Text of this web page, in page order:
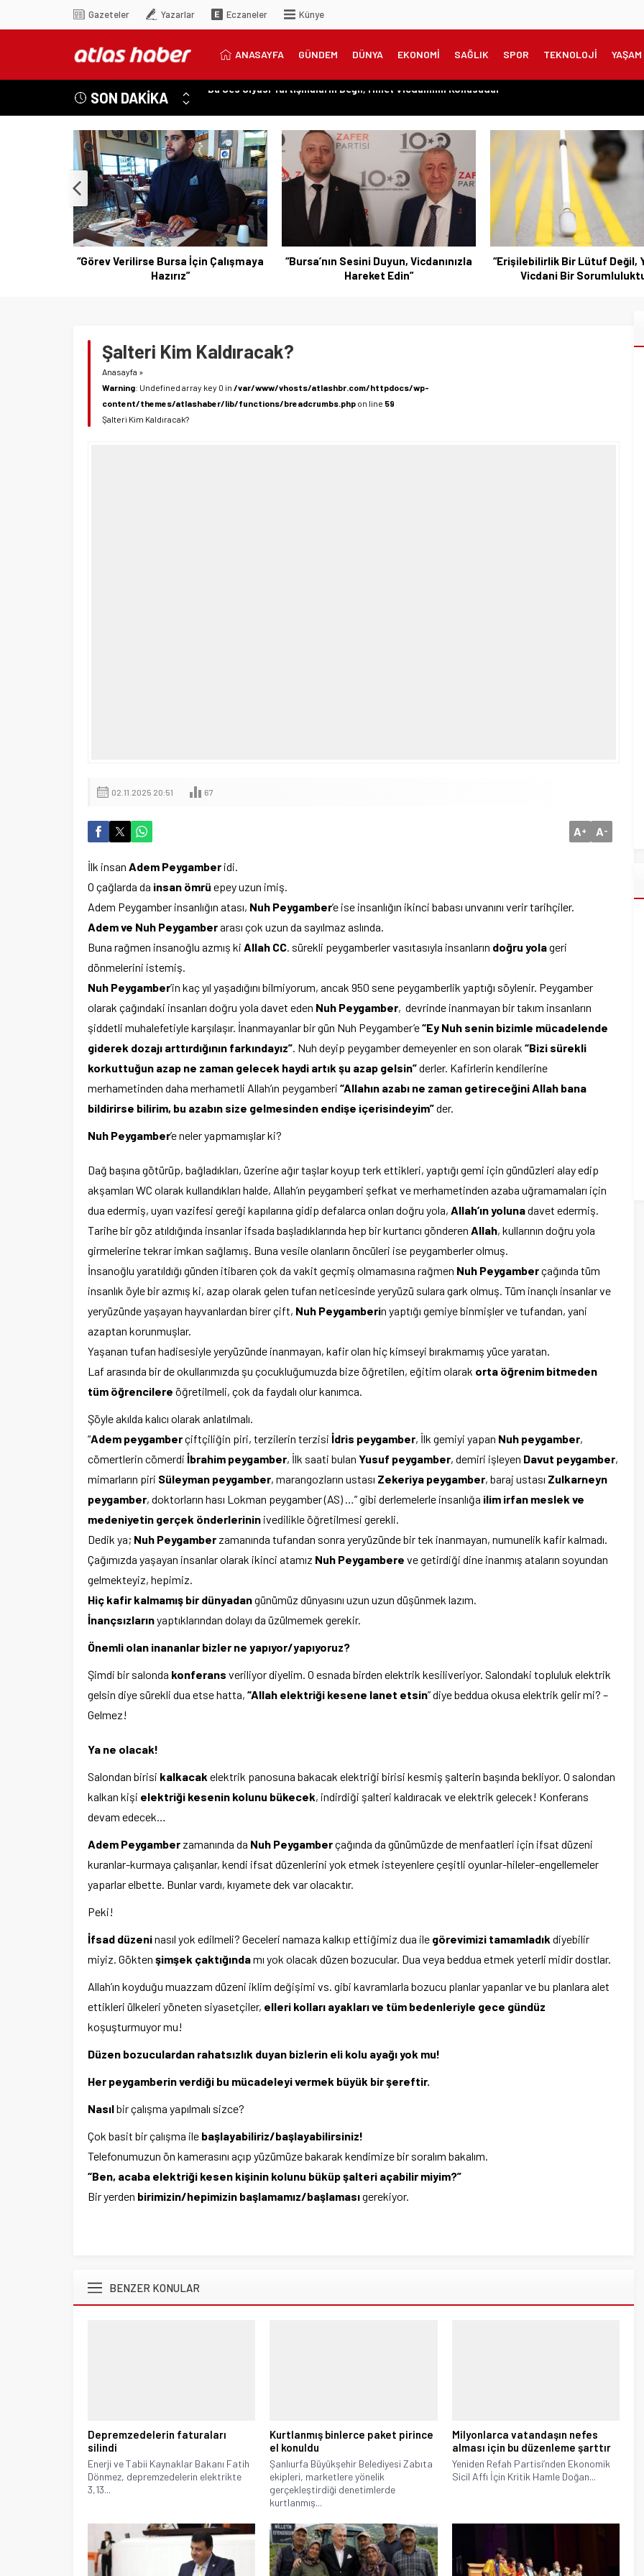
Gazeteler Yazarlar Eczaneler Künye
ANASAYFA GÜNDEM DÜNYA EKONOMİ SAĞLIK SPOR TEKNOLOJİ YAŞAM
SON DAKİKA
Özer Matlı’dan Bursa Ekonomisinin Kalbine Çıkarma
“Aynı Düzenleme Neden Emeklilere Uygulanmadı?”
“Engelli Emekliliğinde Kazanılmış Haklar Korunmalı, Belirsizlikler Son Bulmalı”
“Engelliler Bu Ülkede Başarıyı Kimsenin Lütfuyla Değil, İğneyle Kuyu Kazarak Kazanıyor”
“Bu Ses Siyasi Tartışmaların Değil, Millet Vicdanının Konusudur”
“Bursa’nın Sesini Duyun, Vicdanınızla
Hareket Edin”
“Erişilebilirlik Bir Lütuf Değil, Yasal ve
Vicdani Bir Sorumluluktur”
“Bursa’nın Sorunlarını
Değil, Çözmek İçin Yola
Şalteri Kim Kaldıracak?
Anasayfa »
Warning: Undefined array key 0 in /var/www/vhosts/atlashbr.com/httpdocs/wp-
content/themes/atlashaber/lib/functions/breadcrumbs.php on line 59
Şalteri Kim Kaldıracak?
02.11.2025 20:51 67
A+ A-
İlk insan Adem Peygamber idi.
O çağlarda da insan ömrü epey uzun imiş.
Adem Peygamber insanlığın atası, Nuh Peygamber’e ise insanlığın ikinci babası unvanını verir tarihçiler.
Adem ve Nuh Peygamberarası çok uzun da sayılmaz aslında.
Buna rağmen insanoğlu azmış ki Allah CC. sürekli peygamberler vasıtasıyla insanların doğru yolageri
dönmelerini istemiş.
Nuh Peygamber’in kaç yıl yaşadığını bilmiyorum, ancak 950 sene peygamberlik yaptığı söylenir. Peygamber
olarak çağındaki insanları doğru yola davet eden Nuh Peygamber, devrinde inanmayan bir takım insanların
şiddetli muhalefetiyle karşılaşır. İnanmayanlar bir gün Nuh Peygamber’e“Ey Nuh senin bizimle mücadelende
giderek dozajı arttırdığının farkındayız”. Nuh deyip peygamber demeyenler en son olarak “Bizi sürekli
korkuttuğun azap ne zaman gelecek haydi artık şu azap gelsin”derler. Kafirlerin kendilerine
merhametinden daha merhametli Allah’ın peygamberi “Allahın azabı ne zaman getireceğini Allah bana
bildirirse bilirim, bu azabın size gelmesinden endişe içerisindeyim”der.
Nuh Peygamber’e neler yapmamışlar ki?
Dağ başına götürüp, bağladıkları, üzerine ağır taşlar koyup terk ettikleri, yaptığı gemi için gündüzleri alay edip
akşamları WC olarak kullandıkları halde, Allah’ın peygamberi şefkat ve merhametinden azaba uğramamaları için
dua edermiş, uyarı vazifesi gereği kapılarına gidip defalarca onları doğru yola, Allah’ın yolunadavet edermiş.
Tarihe bir göz atıldığında insanlar ifsada başladıklarında hep bir kurtarıcı gönderen Allah, kullarının doğru yola
girmelerine tekrar imkan sağlamış. Buna vesile olanların öncüleri ise peygamberler olmuş.
İnsanoğlu yaratıldığı günden itibaren çok da vakit geçmiş olmamasına rağmen Nuh Peygamberçağında tüm
insanlık öyle bir azmış ki, azap olarak gelen tufan neticesinde yeryüzü sulara gark olmuş. Tüm inançlı insanlar ve
yeryüzünde yaşayan hayvanlardan birer çift, Nuh Peygamberin yaptığı gemiye binmişler ve tufandan, yani
azaptan korunmuşlar.
Yaşanan tufan hadisesiyle yeryüzünde inanmayan, kafir olan hiç kimseyi bırakmamış yüce yaratan.
Laf arasında bir de okullarımızda şu çocukluğumuzda bize öğretilen, eğitim olarak orta öğrenim bitmeden
tüm öğrencilere öğretilmeli, çok da faydalı olur kanımca.
Şöyle akılda kalıcı olarak anlatılmalı.
“Adem peygamberçiftçiliğin piri, terzilerin terzisi İdris peygamber, İlk gemiyi yapan Nuh peygamber,
cömertlerin cömerdi İbrahim peygamber, İlk saati bulan Yusuf peygamber, demiri işleyen Davut peygamber,
mimarların piri Süleyman peygamber, marangozların ustası Zekeriya peygamber, baraj ustası Zulkarneyn
peygamber, doktorların hası Lokman peygamber (AS) …” gibi derlemelerle insanlığa ilim irfan meslek ve
medeniyetin gerçek önderlerinin ivedilikle öğretilmesi gerekli.
Dedik ya; Nuh Peygamber zamanında tufandan sonra yeryüzünde bir tek inanmayan, numunelik kafir kalmadı.
Çağımızda yaşayan insanlar olarak ikinci atamız Nuh Peygambere ve getirdiği dine inanmış ataların soyundan
gelmekteyiz, hepimiz.
Hiç kafir kalmamış bir dünyadangünümüz dünyasını uzun uzun düşünmek lazım.
İnançsızlarınyaptıklarından dolayı da üzülmemek gerekir.
Önemli olan inananlar bizler ne yapıyor/yapıyoruz?
Şimdi bir salonda konferans veriliyor diyelim. O esnada birden elektrik kesiliveriyor. Salondaki topluluk elektrik
gelsin diye sürekli dua etse hatta, “Allah elektriği kesene lanet etsin” diye beddua okusa elektrik gelir mi? –
Gelmez!
Ya ne olacak!
Salondan birisi kalkacak elektrik panosuna bakacak elektriği birisi kesmiş şalterin başında bekliyor. O salondan
kalkan kişi elektriği kesenin kolunu bükecek, indirdiği şalteri kaldıracak ve elektrik gelecek! Konferans
devam edecek…
Adem Peygamber zamanında da Nuh Peygamberçağında da günümüzde de menfaatleri için ifsat düzeni
kuranlar-kurmaya çalışanlar, kendi ifsat düzenlerini yok etmek isteyenlere çeşitli oyunlar-hileler-engellemeler
yaparlar elbette. Bunlar vardı, kıyamete dek var olacaktır.
Peki!
İfsad düzeninasıl yok edilmeli? Geceleri namaza kalkıp ettiğimiz dua ile görevimizi tamamladık diyebilir
miyiz. Gökten şimşek çaktığındamı yok olacak düzen bozucular. Dua veya beddua etmek yeterli midir dostlar.
Allah’ın koyduğu muazzam düzeni iklim değişimi vs. gibi kavramlarla bozucu planlar yapanlar ve bu planlara alet
ettikleri ülkeleri yöneten siyasetçiler, elleri kolları ayakları ve tüm bedenleriyle gece gündüz
koşuşturmuyor mu!
Düzen bozuculardan rahatsızlık duyan bizlerin eli kolu ayağı yok mu!
Her peygamberin verdiği bu mücadeleyi vermek büyük bir şereftir.
Nasılbir çalışma yapılmalı sizce?
Çok basit bir çalışma ile başlayabiliriz/başlayabilirsiniz!
Telefonumuzun ön kamerasını açıp yüzümüze bakarak kendimize bir soralım bakalım.
“Ben, acaba elektriği kesen kişinin kolunu büküp şalteri açabilir miyim?”
Bir yerden birimizin/hepimizin başlamamız/başlamasıgerekiyor.
BENZER KONULAR
Depremzedelerin faturaları
silindi
Enerji ve Tabii Kaynaklar Bakanı Fatih
Dönmez, depremzedelerin elektrikte
3,13...
Kurtlanmış binlerce paket pirince
el konuldu
Şanlıurfa Büyükşehir Belediyesi Zabıta
ekipleri, marketlere yönelik
gerçekleştirdiği denetimlerde
kurtlanmış...
Milyonlarca vatandaşın nefes
alması için bu düzenleme şarttır
Yeniden Refah Partisi’nden Ekonomik
Sicil Affı İçin Kritik Hamle Doğan...